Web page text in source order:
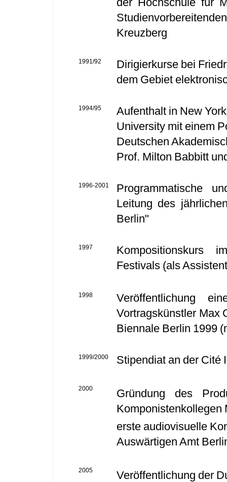
Kreuzberg
1991/92
Dirigierkurse bei
dem Gebiet
1994/95
Aufenthalt in New
University mit einem
Deutschen
Prof. Milton Babbitt
1996-2001
Programmatische
Leitung des
Berlin"
1997
Kompositionskurs
Festivals (als
1998
Veröffentlichung
Vortragskünstler Max
Biennale Berlin 1999
1999/2000 Stipendiat an der Cité
2000
Gründung des
Komponistenkollegen
erste audiovisuelle
Auswärtigen Amt
2005 Veröffentlichung der